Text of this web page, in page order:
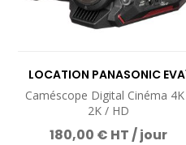
LOCATION PANASONIC
Caméscope Digital Cinéma
2K / HD
180,00 € HT / jour